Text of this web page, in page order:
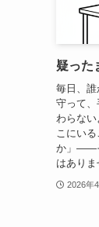
疑った
毎日、誰
守って
わらな
こにい
か」——
はありま
2026年